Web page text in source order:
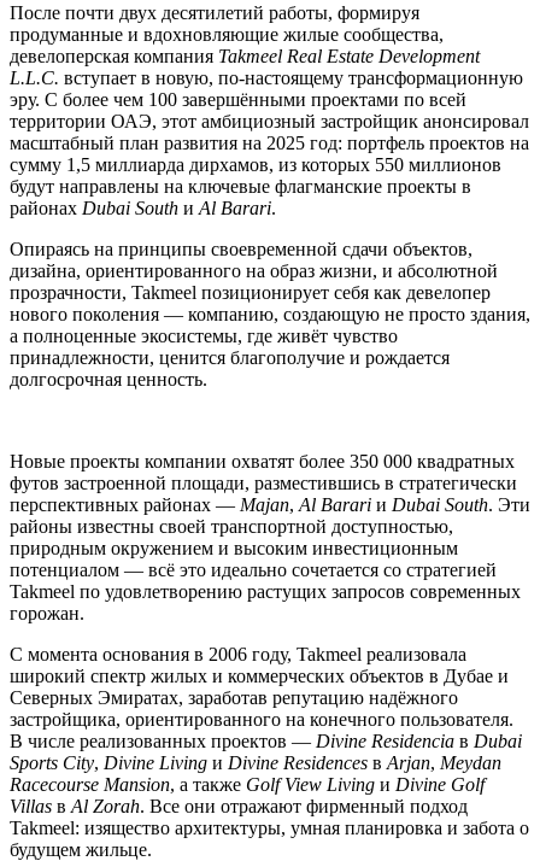
После почти двух десятилетий работы, формируя
продуманные и вдохновляющие жилые сообщества,
девелоперская компания Takmeel Real Estate Development
L.L.C. вступает в новую, по-настоящему трансформационную
эру. С более чем 100 завершёнными проектами по всей
территории ОАЭ, этот амбициозный застройщик анонсировал
масштабный план развития на 2025 год: портфель проектов на
сумму 1,5 миллиарда дирхамов, из которых 550 миллионов
будут направлены на ключевые флагманские проекты в
районах Dubai South и Al Barari.
Опираясь на принципы своевременной сдачи объектов,
дизайна, ориентированного на образ жизни, и абсолютной
прозрачности, Takmeel позиционирует себя как девелопер
нового поколения — компанию, создающую не просто здания,
а полноценные экосистемы, где живёт чувство
принадлежности, ценится благополучие и рождается
долгосрочная ценность.
Новые проекты компании охватят более 350 000 квадратных
футов застроенной площади, разместившись в стратегически
перспективных районах — Majan, Al Barari и Dubai South. Эти
районы известны своей транспортной доступностью,
природным окружением и высоким инвестиционным
потенциалом — всё это идеально сочетается со стратегией
Takmeel по удовлетворению растущих запросов современных
горожан.
С момента основания в 2006 году, Takmeel реализовала
широкий спектр жилых и коммерческих объектов в Дубае и
Северных Эмиратах, заработав репутацию надёжного
застройщика, ориентированного на конечного пользователя.
В числе реализованных проектов — Divine Residencia в Dubai
Sports City, Divine Living и Divine Residences в Arjan, Meydan
Racecourse Mansion, а также Golf View Living и Divine Golf
Villas в Al Zorah. Все они отражают фирменный подход
Takmeel: изящество архитектуры, умная планировка и забота о
будущем жильце.